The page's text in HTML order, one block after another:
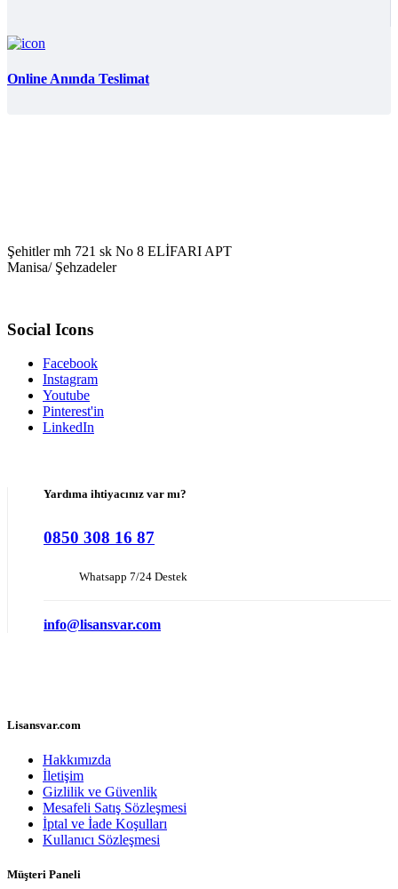
Online Anında Teslimat
Şehitler mh 721 sk No 8 ELİFARI APT
Manisa/ Şehzadeler
Social Icons
Facebook
Instagram
Youtube
Pinterest'in
LinkedIn
Yardıma ihtiyacınız var mı?
0850 308 16 87
Whatsapp 7/24 Destek
info@lisansvar.com
Lisansvar.com
Hakkımızda
İletişim
Gizlilik ve Güvenlik
Mesafeli Satış Sözleşmesi
İptal ve İade Koşulları
Kullanıcı Sözleşmesi
Müşteri Paneli